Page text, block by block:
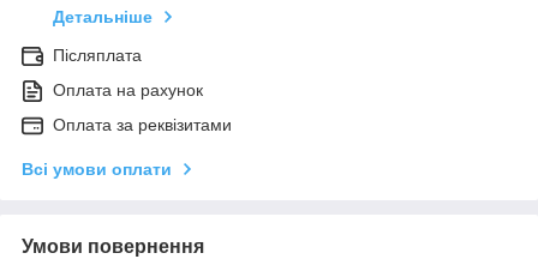
Детальніше
Післяплата
Оплата на рахунок
Оплата за реквізитами
Всі умови оплати
Умови повернення